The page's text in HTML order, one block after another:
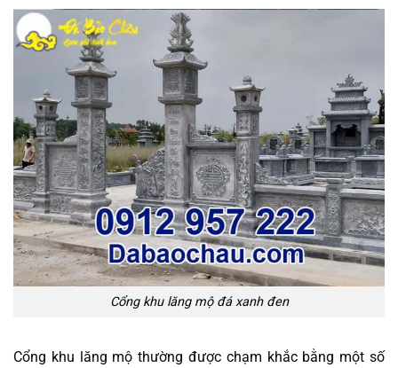
Cổng khu lăng mộ đá xanh đen
Cổng khu lăng mộ thường được chạm khắc bằng một số